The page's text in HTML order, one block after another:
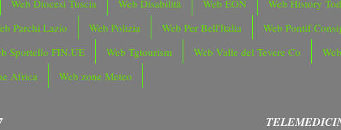
Web Diocesi Tuscia Web Disabilità Web EON
Web History
Parchi Lazio Web Polizia Web Per Bell'Italia
Web
Sportello FIN.UE Web Tgtourism Web Valle del Tevere Co
Africa Web zone Meteo